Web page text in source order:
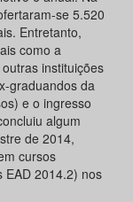
se 5.520
Entretanto,
como a
instituições
graduandos da
e o ingresso
algum
de 2014,
cursos
EAD 2014.2) nos